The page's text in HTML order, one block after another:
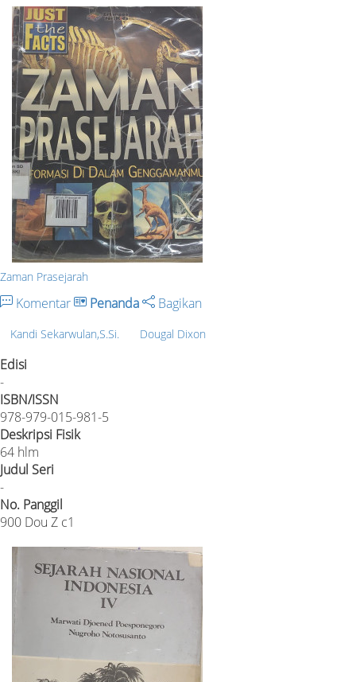
Zaman Prasejarah
Komentar Penanda Bagikan
Kandi Sekarwulan,S.Si. Dougal Dixon
Edisi
-
ISBN/ISSN
978-979-015-981-5
Deskripsi Fisik
64 hlm
Judul Seri
-
No. Panggil
900 Dou Z c1